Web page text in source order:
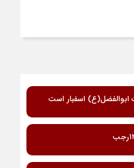
اسفبار است